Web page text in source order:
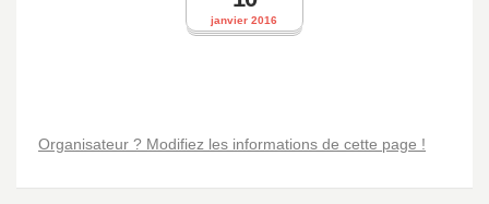
janvier 2016
Organisateur ? Modifiez les informations de cette page !